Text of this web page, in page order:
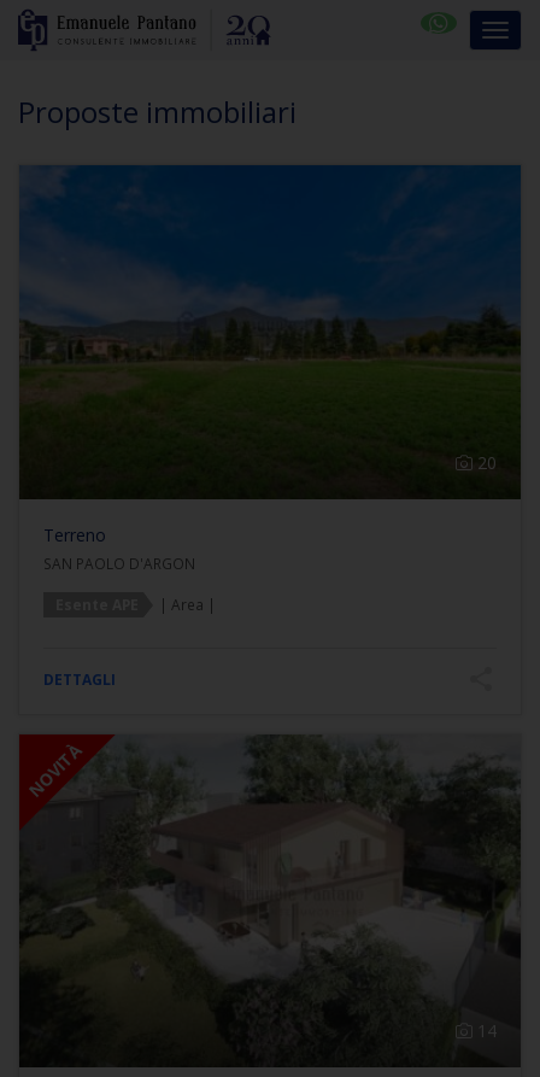
Proposte immobiliari
20
Terreno
SAN PAOLO D'ARGON
| Area |
DETTAGLI
14
NOVITÀ